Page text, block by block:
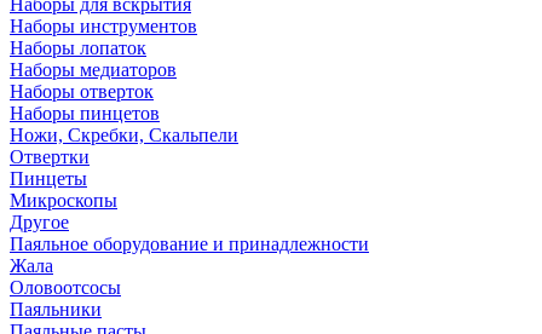
Наборы для вскрытия
Наборы инструментов
Наборы лопаток
Наборы медиаторов
Наборы отверток
Наборы пинцетов
Ножи, Скребки, Скальпели
Отвертки
Пинцеты
Микроскопы
Другое
Паяльное оборудование и принадлежности
Жала
Оловоотсосы
Паяльники